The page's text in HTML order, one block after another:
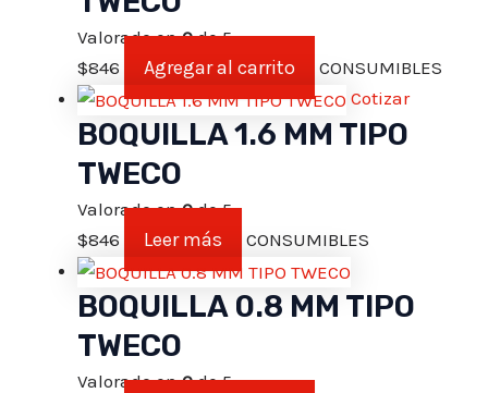
Valorado en0de 5
$846 Agregar al carrito
CONSUMIBLES
Cotizar
BOQUILLA 1.6 MM TIPO
TWECO
Valorado en0de 5
$846 Leer más CONSUMIBLES
BOQUILLA 0.8 MM TIPO
TWECO
Valorado en0de 5